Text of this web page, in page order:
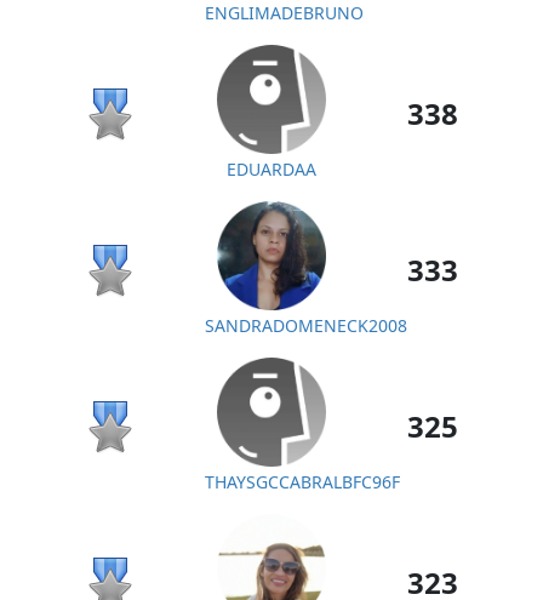
ENGLIMADEBRUNO
EDUARDAA
338
SANDRADOMENECK2008
333
THAYSGCCABRALBFC96F
325
323